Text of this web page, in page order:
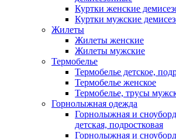
Куртки женские
Куртки мужские
Жилеты
Жилеты женские
Жилеты мужские
Термобелье
Термобелье детское,
Термобелье женское
Термобелье, трусы
Горнолыжная одежда
Горнолыжная и
детская, подростковая
Горнолыжная и